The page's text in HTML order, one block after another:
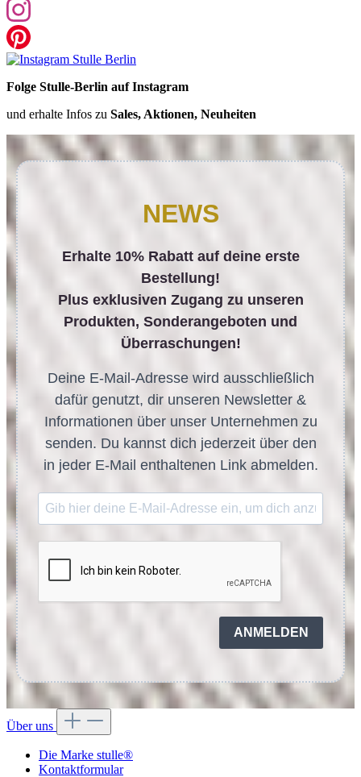
Folge Stulle-Berlin auf Instagram
und erhalte Infos zu Sales, Aktionen, Neuheiten
NEWS
Erhalte 10% Rabatt auf deine erste
Bestellung!
Plus exklusiven Zugang zu unseren
Produkten, Sonderangeboten und
Überraschungen!
Deine E-Mail-Adresse wird ausschließlich
dafür genutzt, dir unseren Newsletter &
Informationen über unser Unternehmen zu
senden. Du kannst dich jederzeit über den
in jeder E-Mail enthaltenen Link abmelden.
ANMELDEN
Über uns
Die Marke stulle®
Kontaktformular